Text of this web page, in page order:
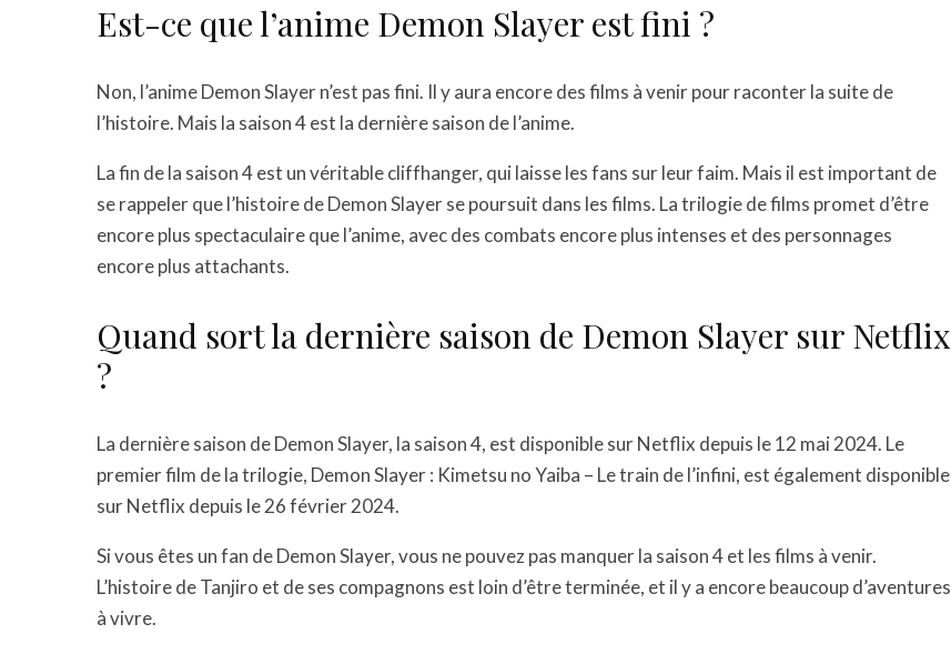
Est-ce que l’anime Demon Slayer est fini ?
Non, l’anime Demon Slayer n’est pas fini. Il y aura encore des films à venir pour raconter la suite de
l’histoire. Mais la saison 4 est la dernière saison de l’anime.
La fin de la saison 4 est un véritable cliffhanger, qui laisse les fans sur leur faim. Mais il est important de
se rappeler que l’histoire de Demon Slayer se poursuit dans les films. La trilogie de films promet d’être
encore plus spectaculaire que l’anime, avec des combats encore plus intenses et des personnages
encore plus attachants.
Quand sort la dernière saison de Demon Slayer sur Netflix
?
La dernière saison de Demon Slayer, la saison 4, est disponible sur Netflix depuis le 12 mai 2024. Le
premier film de la trilogie, Demon Slayer : Kimetsu no Yaiba – Le train de l’infini, est également disponible
sur Netflix depuis le 26 février 2024.
Si vous êtes un fan de Demon Slayer, vous ne pouvez pas manquer la saison 4 et les films à venir.
L’histoire de Tanjiro et de ses compagnons est loin d’être terminée, et il y a encore beaucoup d’aventures
à vivre.